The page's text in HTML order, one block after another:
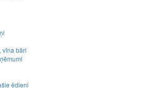
vīna bāri
ēdieni